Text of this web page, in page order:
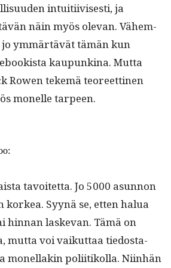
intu­iti­ivis­es­ti, ja
näin myös ole­van. Vähem­
ymmärtävät tämän kun
kaupunk­i­na. Mut­ta
Rowen tekemä teo­reet­ti­nen
mon­elle tarpeen.
tavoitet­ta. Jo 5000 asun­non
korkea. Syynä se, etten halua
hin­nan laske­van. Tämä on
mut­ta voi vaikut­taa tiedosta­
monel­lakin poli­itikol­la. Niin­hän